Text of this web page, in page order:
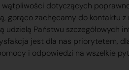
dotyczących
gorąco zachęcamy do kontaktu z
udzielą Państwu szczegółowych
jest dla nas priorytetem,
i odpowiedzi na wszelkie